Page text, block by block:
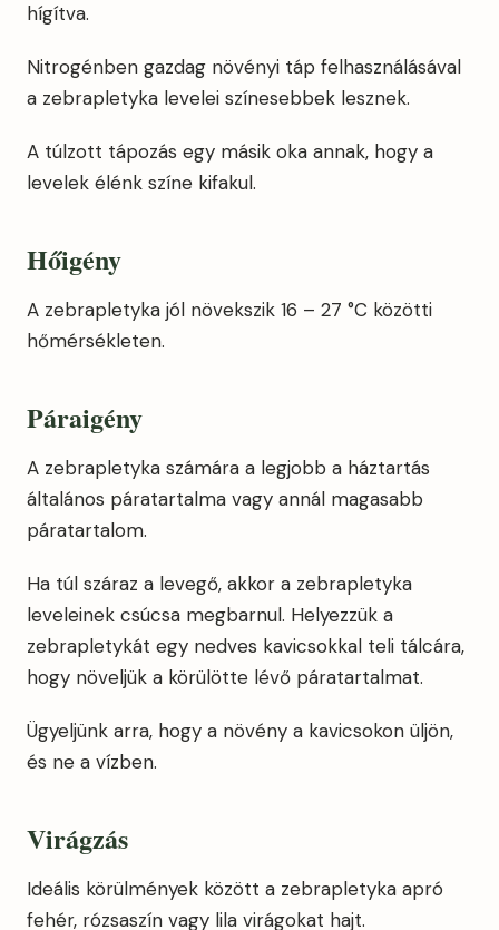
hígítva.
Nitrogénben gazdag növényi táp felhasználásával
a zebrapletyka levelei színesebbek lesznek.
A túlzott tápozás egy másik oka annak, hogy a
levelek élénk színe kifakul.
Hőigény
A zebrapletyka jól növekszik 16 – 27 °C közötti
hőmérsékleten.
Páraigény
A zebrapletyka számára a legjobb a háztartás
általános páratartalma vagy annál magasabb
páratartalom.
Ha túl száraz a levegő, akkor a zebrapletyka
leveleinek csúcsa megbarnul. Helyezzük a
zebrapletykát egy nedves kavicsokkal teli tálcára,
hogy növeljük a körülötte lévő páratartalmat.
Ügyeljünk arra, hogy a növény a kavicsokon üljön,
és ne a vízben.
Virágzás
Ideális körülmények között a zebrapletyka apró
fehér, rózsaszín vagy lila virágokat hajt.